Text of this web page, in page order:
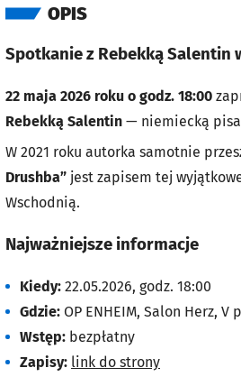
OPIS
Spotkanie z Rebekką Salentin
22 maja 2026 roku o godz. 18:00
Rebekką Salentin — niemiecką
W 2021 roku autorka samotnie
Drushba” jest zapisem tej
Wschodnią.
Najważniejsze informacje
Kiedy: 22.05.2026, godz. 18:00
Gdzie: OP ENHEIM, Salon Herz,
Wstęp: bezpłatny
Zapisy: link do strony